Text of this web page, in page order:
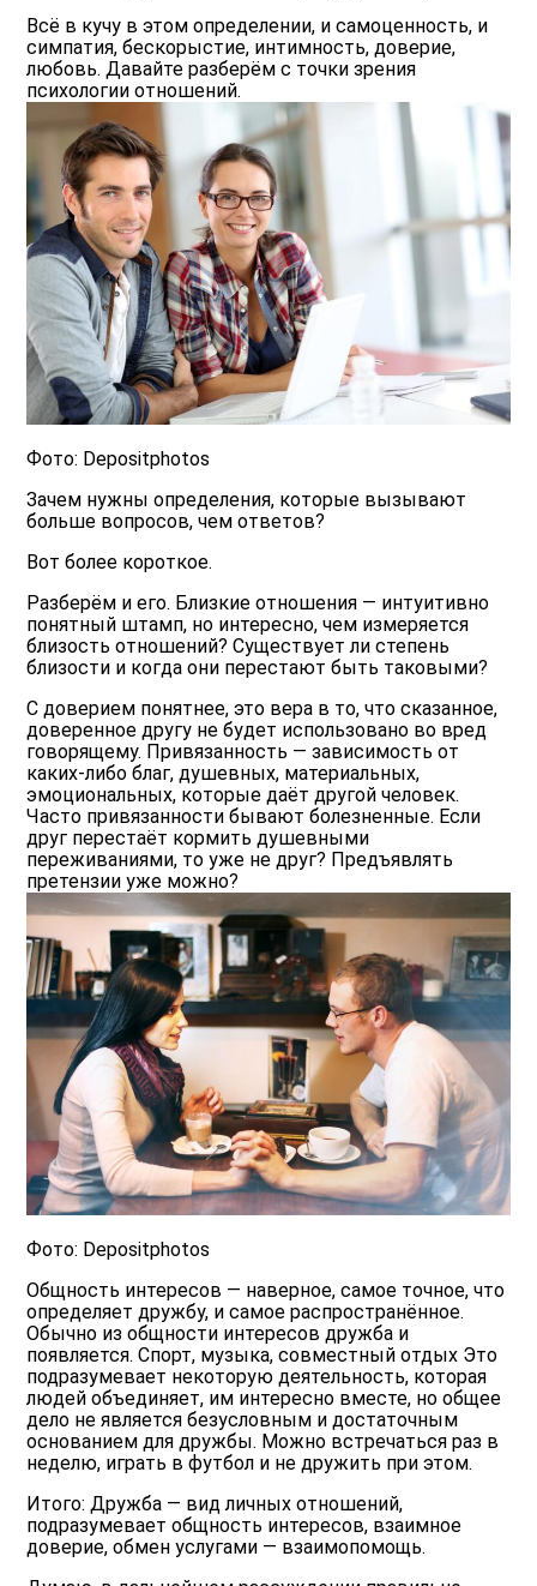
Всё в кучу в этом определении, и самоценность, и
симпатия, бескорыстие, интимность, доверие,
любовь. Давайте разберём с точки зрения
психологии отношений.
Фото: Depositphotos
Зачем нужны определения, которые вызывают
больше вопросов, чем ответов?
Вот более короткое.
Разберём и его. Близкие отношения — интуитивно
понятный штамп, но интересно, чем измеряется
близость отношений? Существует ли степень
близости и когда они перестают быть таковыми?
С доверием понятнее, это вера в то, что сказанное,
доверенное другу не будет использовано во вред
говорящему. Привязанность — зависимость от
каких-либо благ, душевных, материальных,
эмоциональных, которые даёт другой человек.
Часто привязанности бывают болезненные. Если
друг перестаёт кормить душевными
переживаниями, то уже не друг? Предъявлять
претензии уже можно?
Фото: Depositphotos
Общность интересов — наверное, самое точное, что
определяет дружбу, и самое распространённое.
Обычно из общности интересов дружба и
появляется. Спорт, музыка, совместный отдых Это
подразумевает некоторую деятельность, которая
людей объединяет, им интересно вместе, но общее
дело не является безусловным и достаточным
основанием для дружбы. Можно встречаться раз в
неделю, играть в футбол и не дружить при этом.
Итого: Дружба — вид личных отношений,
подразумевает общность интересов, взаимное
доверие, обмен услугами — взаимопомощь.